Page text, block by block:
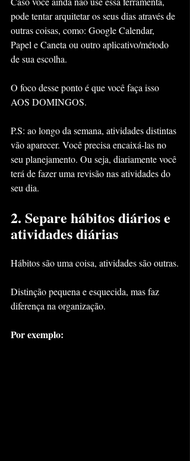
pode tentar arquitetar os seus dias através de
outras coisas, como: Google Calendar,
Papel e Caneta ou outro aplicativo/método
de sua escolha.
O foco desse ponto é que você faça isso
AOS DOMINGOS.
P.S: ao longo da semana, atividades distintas
vão aparecer. Você precisa encaixá-las no
seu planejamento. Ou seja, diariamente você
terá de fazer uma revisão nas atividades do
seu dia.
2. Separe hábitos diários e
atividades diárias
Hábitos são uma coisa, atividades são outras.
Distinção pequena e esquecida, mas faz
diferença na organização.
Por exemplo: